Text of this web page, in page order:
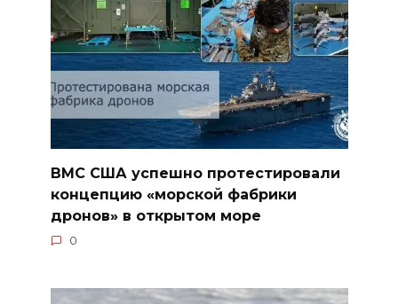
ВМС США успешно протестировали
концепцию «морской фабрики
дронов» в открытом море
0